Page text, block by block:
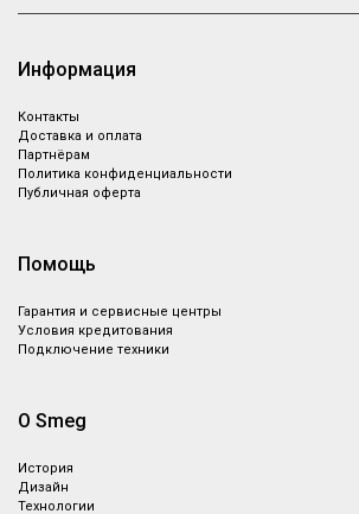
Информация
Контакты
Доставка и оплата
Партнёрам
Политика конфиденциальности
Публичная оферта
Помощь
Гарантия и сервисные центры
Условия кредитования
Подключение техники
О Smeg
История
Дизайн
Технологии